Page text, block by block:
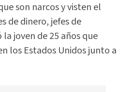
son narcos y visten el
de dinero, jefes de
joven de 25 años que
los Estados Unidos junto a